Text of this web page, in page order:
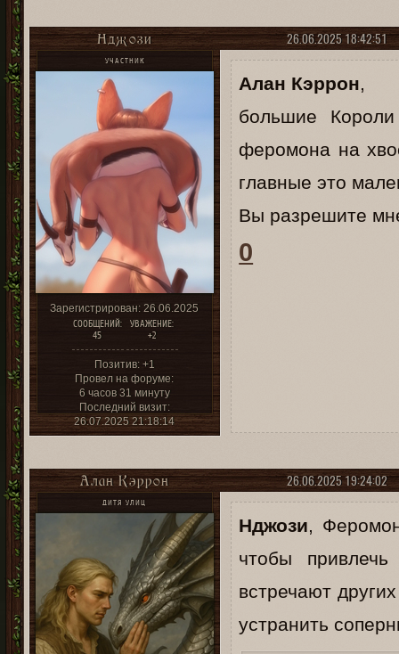
26.06.2025 18:42:51
Нджози
УЧАСТНИК
Зарегистрирован: 26.06.2025
СООБЩЕНИЙ:
45
УВАЖЕНИЕ:
+2
Позитив: +1
Провел на форуме:
6 часов 31 минуту
Последний визит:
26.07.2025 21:18:14
Алан Кэррон,
большие
феромона на
главные это
Вы разрешите
0
26.06.2025 19:24:02
Алан Кэррон
ДИТЯ УЛИЦ
Нджози,
чтобы
встречают
устранить